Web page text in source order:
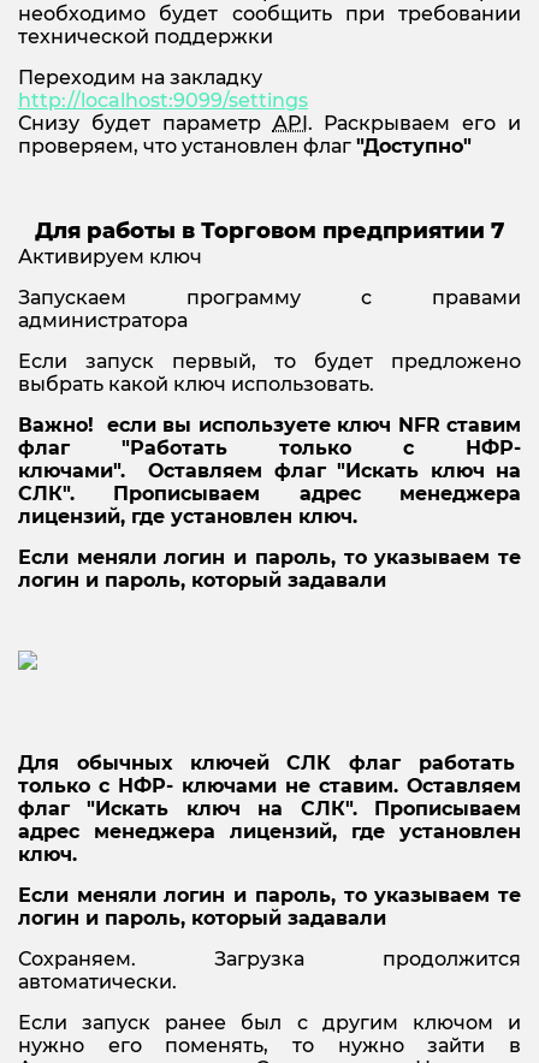
необходимо будет сообщить при требовании
технической поддержки
Переходим на закладку
http://localhost:9099/settings
Снизу будет параметр API. Раскрываем его и
проверяем, что установлен флаг "Доступно"
Для работы в Торговом предприятии 7
Активируем ключ
Запускаем программу с правами
администратора
Если запуск первый, то будет предложено
выбрать какой ключ использовать.
Важно! если вы используете ключ NFR ставим
флаг "Работать только с НФР-
ключами". Оставляем флаг "Искать ключ на
СЛК". Прописываем адрес менеджера
лицензий, где установлен ключ.
Если меняли логин и пароль, то указываем те
логин и пароль, который задавали
Для обычных ключей СЛК флаг работать
только с НФР- ключами не ставим. Оставляем
флаг "Искать ключ на СЛК". Прописываем
адрес менеджера лицензий, где установлен
ключ.
Если меняли логин и пароль, то указываем те
логин и пароль, который задавали
Сохраняем. Загрузка продолжится
автоматически.
Если запуск ранее был с другим ключом и
нужно его поменять, то нужно зайти в